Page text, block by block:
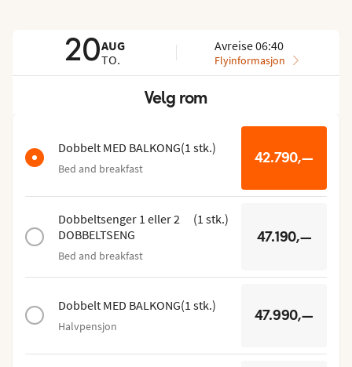
20AUG
TO.
Avreise 06:40
Flyinformasjon
Velg rom
Dobbelt MED BALKONG(1 stk.)
Bed and breakfast
42.790,—
Dobbeltsenger 1 eller 2
DOBBELTSENG
(1 stk.)
Bed and breakfast
47.190,—
Dobbelt MED BALKONG(1 stk.)
Halvpensjon
47.990,—